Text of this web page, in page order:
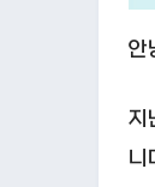
안
지
니